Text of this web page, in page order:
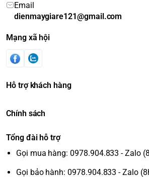
Email
dienmaygiare121@gmail.com
Mạng xã hội
Hỗ trợ khách hàng
Chính sách
Tổng đài hỗ trợ
Gọi mua hàng: 0978.904.833 - Zalo
Gọi bảo hành: 0978.904.833 - Zalo